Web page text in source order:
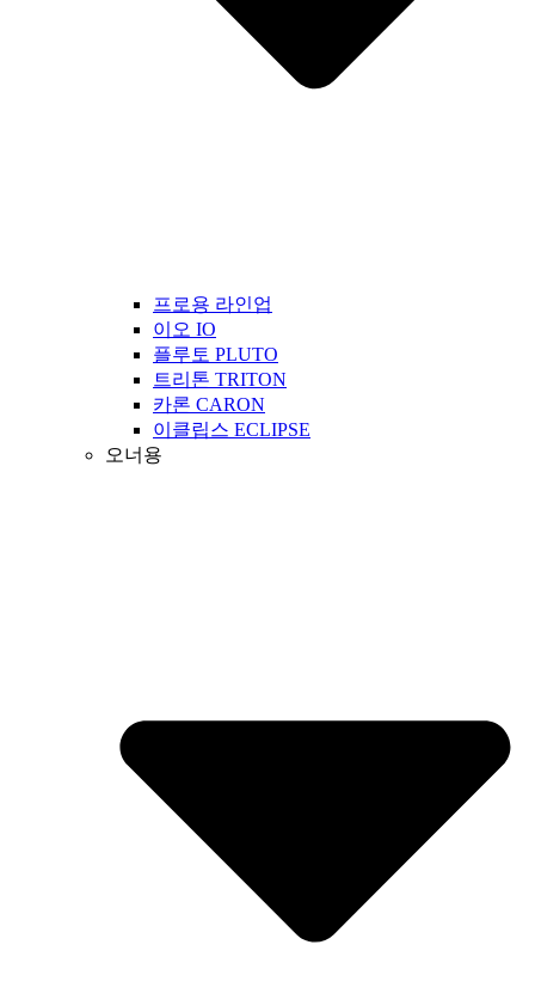
프로용 라인업
이오 IO
플루토 PLUTO
트리톤 TRITON
카론 CARON
이클립스 ECLIPSE
오너용